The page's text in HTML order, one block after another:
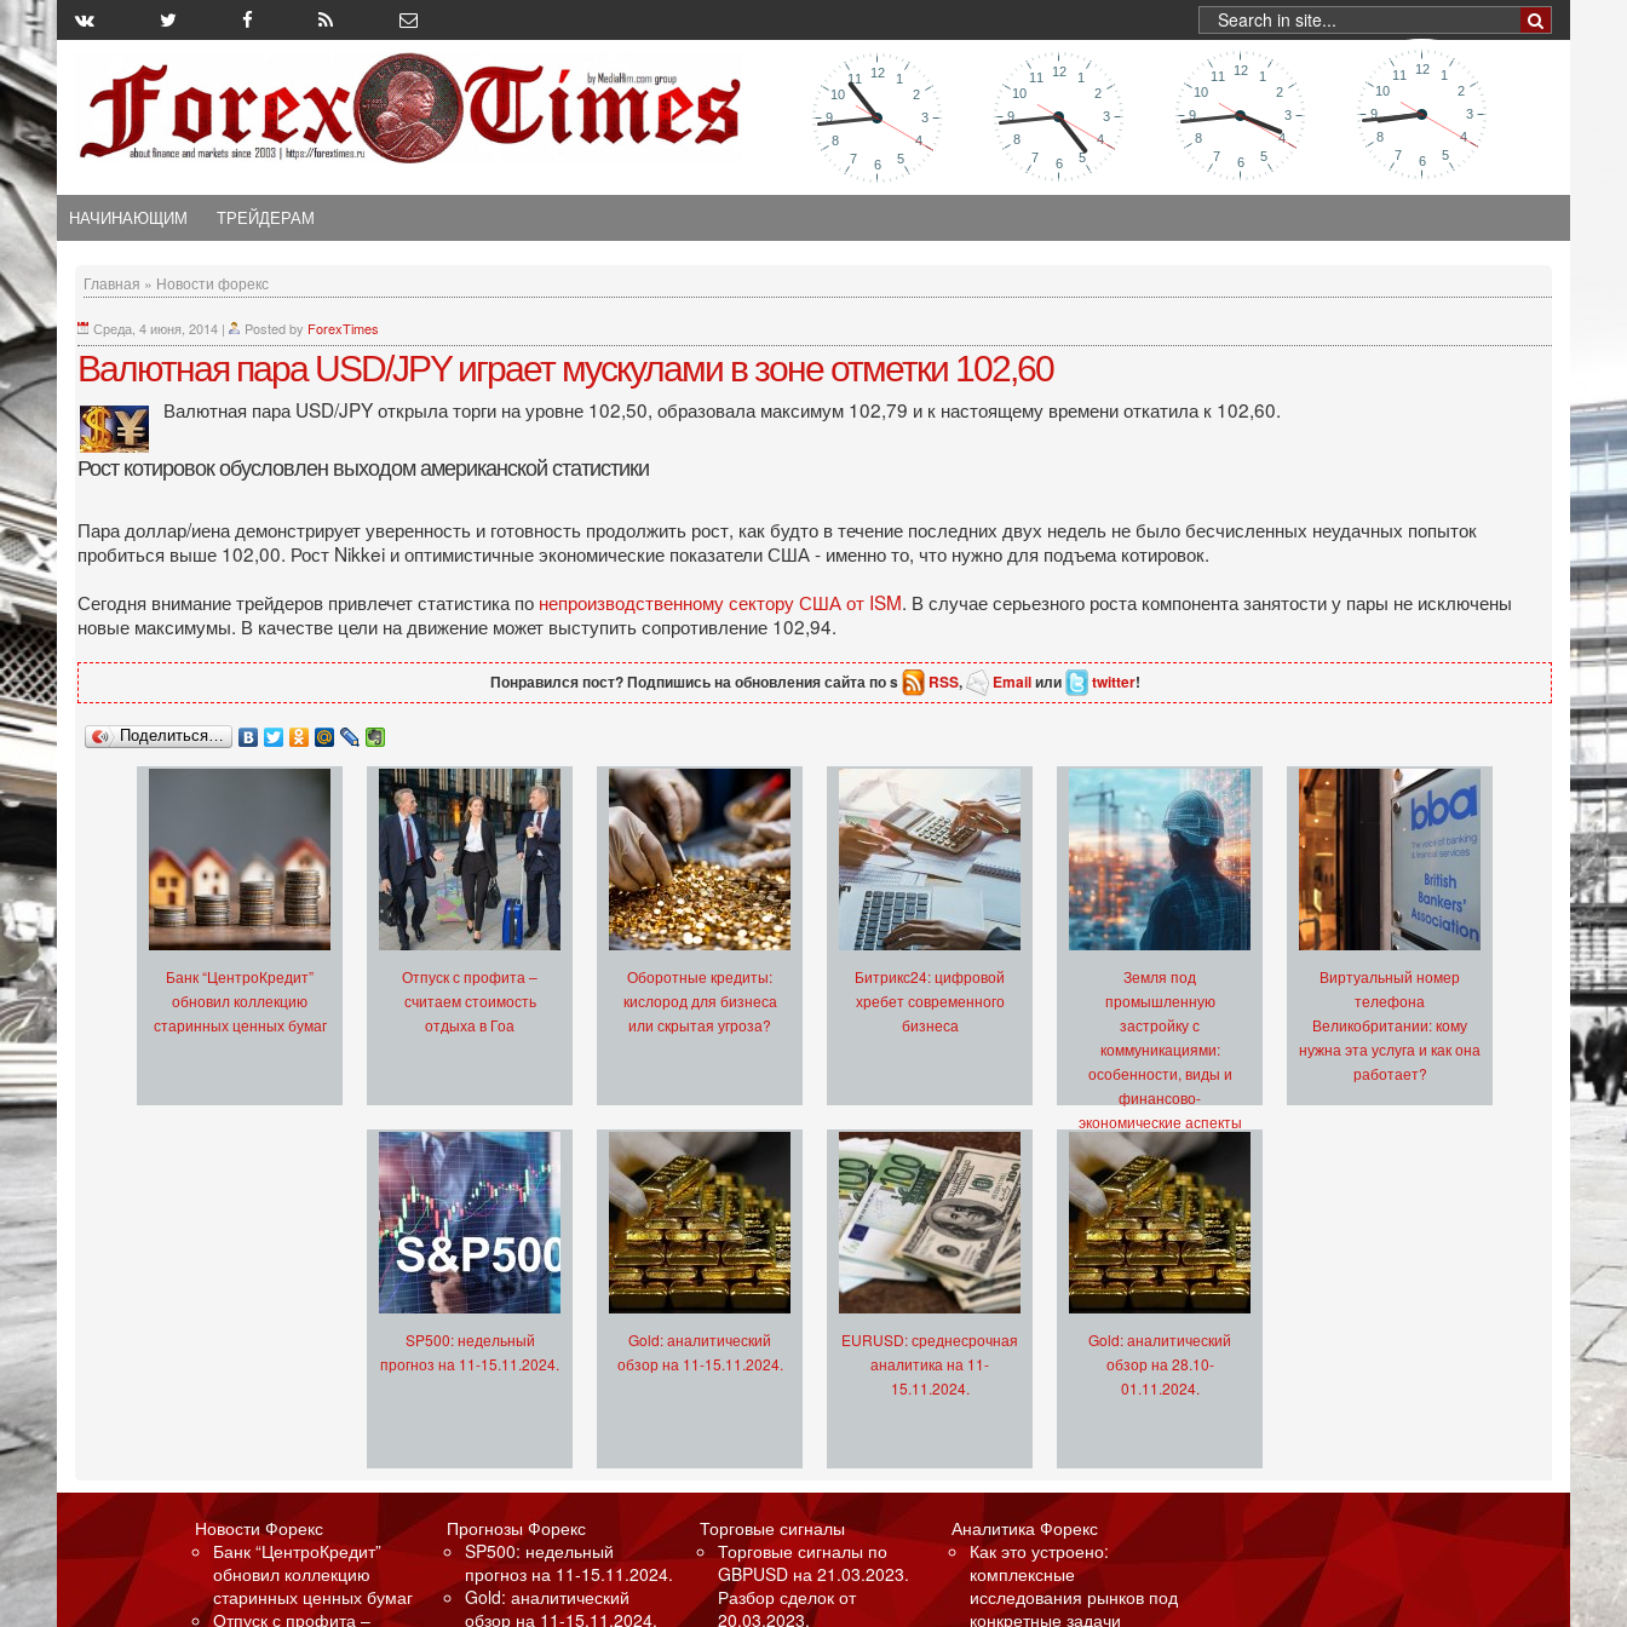
НАЧИНАЮЩИМ ТРЕЙДЕРАМ
Главная » Новости форекс
Среда, 4 июня, 2014 | Posted by ForexTimes
Валютная пара USD/JPY играет мускулами в зоне отметки 102,60
Валютная пара USD/JPY открыла торги на уровне 102,50, образовала максимум 102,79 и к настоящему времени откатила к 102,60.
Рост котировок обусловлен выходом американской статистики
Пара доллар/иена демонстрирует уверенность и готовность продолжить рост, как будто в течение последних двух недель не было бесчисленных неудачных попыток
пробиться выше 102,00. Рост Nikkei и оптимистичные экономические показатели США - именно то, что нужно для подъема котировок.
Сегодня внимание трейдеров привлечет статистика по непроизводственному сектору США от ISM. В случае серьезного роста компонента занятости у пары не исключены
новые максимумы. В качестве цели на движение может выступить сопротивление 102,94.
Понравился пост? Подпишись на обновления сайта по s RSS, Emailили twitter!
Поделиться…
Банк “ЦентроКредит”
обновил коллекцию
старинных ценных бумаг
Отпуск с профита –
считаем стоимость
отдыха в Гоа
Оборотные кредиты:
кислород для бизнеса
или скрытая угроза?
Битрикс24: цифровой
хребет современного
бизнеса
Земля под
промышленную
застройку с
коммуникациями:
особенности, виды и
финансово-
экономические аспекты
Виртуальный номер
телефона
Великобритании: кому
нужна эта услуга и как она
работает?
SP500: недельный
прогноз на 11-15.11.2024.
Gold: аналитический
обзор на 11-15.11.2024.
EURUSD: среднесрочная
аналитика на 11-
15.11.2024.
Gold: аналитический
обзор на 28.10-
01.11.2024.
Новости Форекс
Банк “ЦентроКредит”
обновил коллекцию
старинных ценных бумаг
Отпуск с профита –
Прогнозы Форекс
SP500: недельный
прогноз на 11-15.11.2024.
Gold: аналитический
обзор на 11-15.11.2024.
Торговые сигналы
Торговые сигналы по
GBPUSD на 21.03.2023.
Разбор сделок от
20.03.2023.
Аналитика Форекс
Как это устроено:
комплексные
исследования рынков под
конкретные задачи